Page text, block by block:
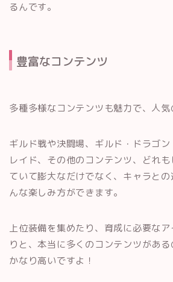
るんです。
豊富なコンテンツ
多種多様なコンテンツも魅力で、人気
ギルド戦や決闘場、ギルド・ドラゴ
レイド、その他のコンテンツ、どれ
ていて膨大なだけでなく、キャラと
んな楽しみ方ができます。
上位装備を集めたり、育成に必要な
りと、本当に多くのコンテンツがあ
かなり高いですよ！